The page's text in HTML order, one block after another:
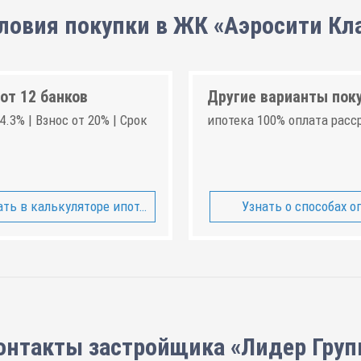
покупки в ЖК «Аэросити
12 банков
| Взнос от 20% | Срок
в калькуляторе ипотеки
Другие варианты
ипотека 100% оплата
Узнать о способах
застройщика «Лидер